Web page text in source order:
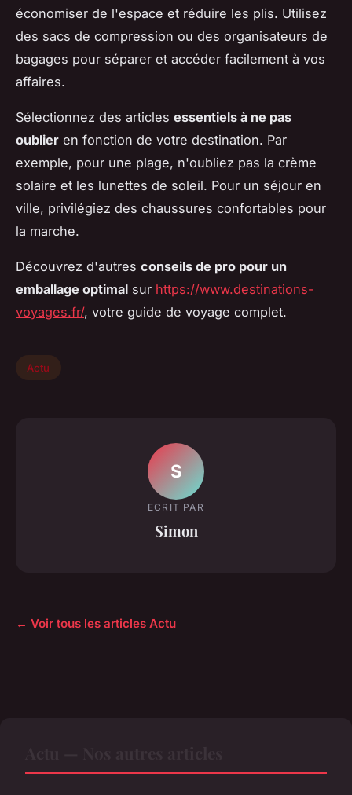
économiser de l'espace et réduire les plis. Utilisez
des sacs de compression ou des organisateurs de
bagages pour séparer et accéder facilement à vos
affaires.
Sélectionnez des articles essentiels à ne pas
oublier en fonction de votre destination. Par
exemple, pour une plage, n'oubliez pas la crème
solaire et les lunettes de soleil. Pour un séjour en
ville, privilégiez des chaussures confortables pour
la marche.
Découvrez d'autres conseils de pro pour un
emballage optimal sur https://www.destinations-
voyages.fr/, votre guide de voyage complet.
Actu
S
ECRIT PAR
Simon
← Voir tous les articles Actu